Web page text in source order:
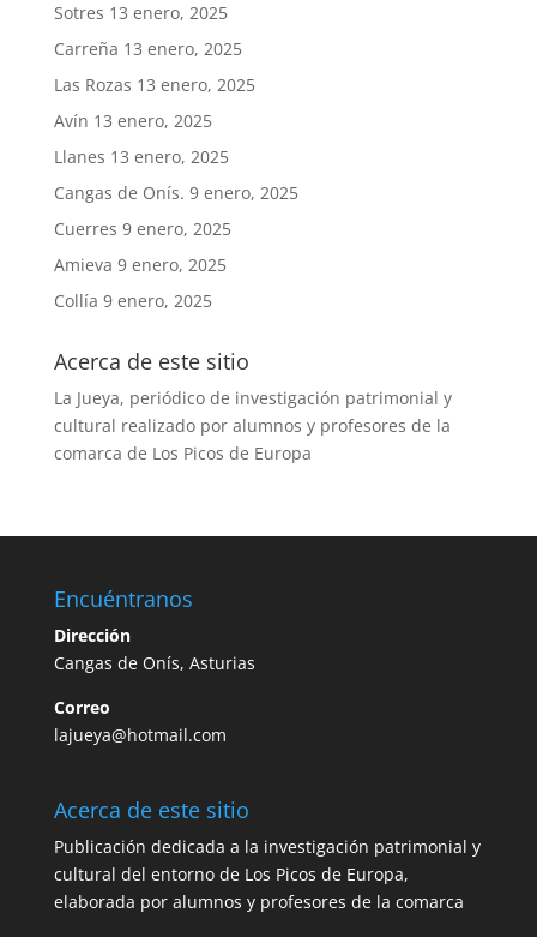
Sotres 13 enero, 2025
Carreña 13 enero, 2025
Las Rozas 13 enero, 2025
Avín 13 enero, 2025
Llanes 13 enero, 2025
Cangas de Onís. 9 enero, 2025
Cuerres 9 enero, 2025
Amieva 9 enero, 2025
Collía 9 enero, 2025
Acerca de este sitio
La Jueya, periódico de investigación patrimonial y
cultural realizado por alumnos y profesores de la
comarca de Los Picos de Europa
Encuéntranos
Dirección
Cangas de Onís, Asturias
Correo
lajueya@hotmail.com
Acerca de este sitio
Publicación dedicada a la investigación patrimonial y
cultural del entorno de Los Picos de Europa,
elaborada por alumnos y profesores de la comarca